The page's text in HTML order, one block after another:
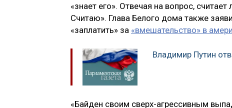
«знает его». Отвечая на вопрос,
Считаю». Глава Белого дома также
«заплатить» за «вмешательство» в
Владимир Путин
«Байден своим сверх-агрессивным